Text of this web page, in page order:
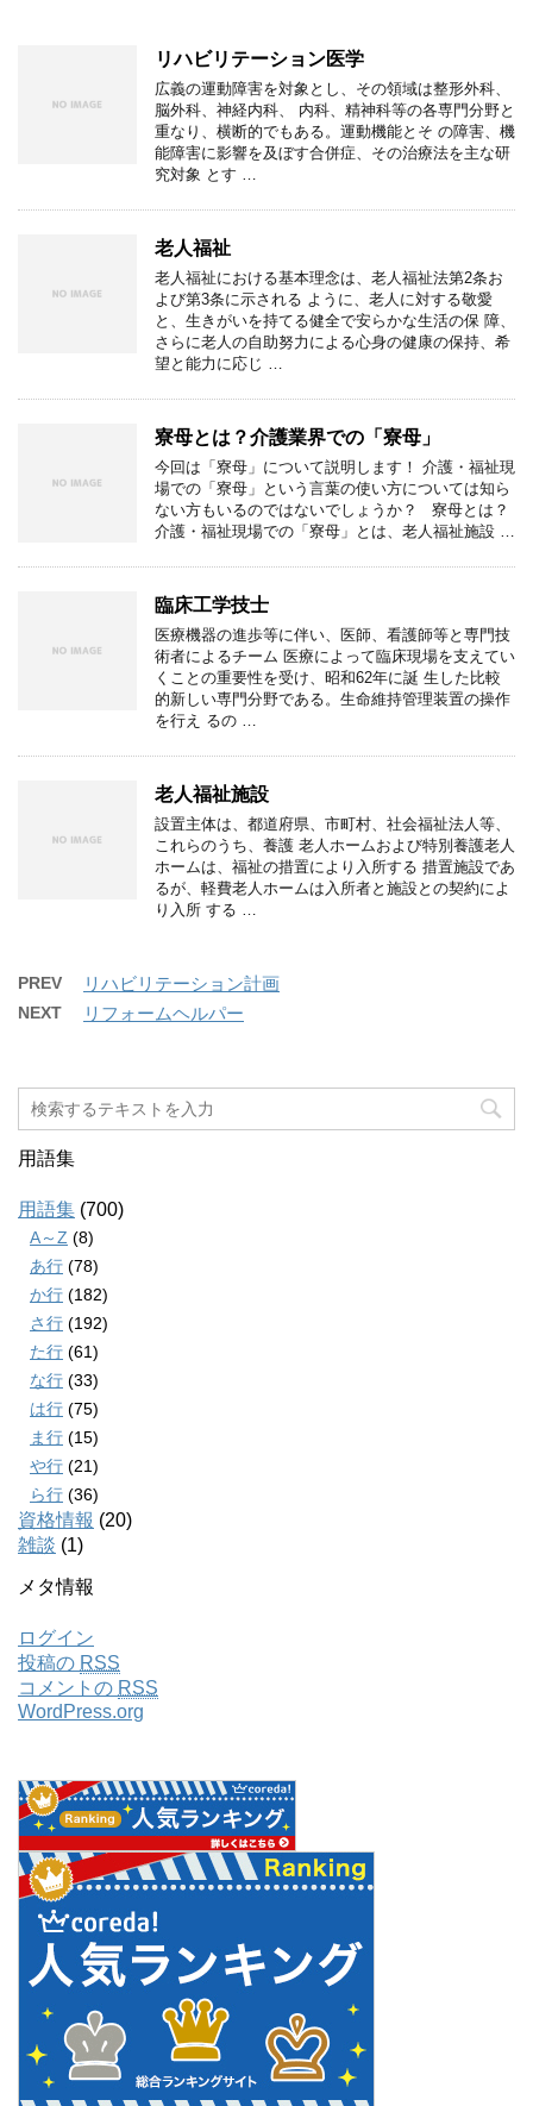
リハビリテーション医学
広義の運動障害を対象とし、その領域は整形外科、
脳外科、神経内科、 内科、精神科等の各専門分野と
重なり、横断的でもある。運動機能とそ の障害、機
能障害に影響を及ぼす合併症、その治療法を主な研
究対象 とす …
老人福祉
老人福祉における基本理念は、老人福祉法第2条お
よび第3条に示される ように、老人に対する敬愛
と、生きがいを持てる健全で安らかな生活の保 障、
さらに老人の自助努力による心身の健康の保持、希
望と能力に応じ …
寮母とは？介護業界での「寮母」
今回は「寮母」について説明します！ 介護・福祉現
場での「寮母」という言葉の使い方については知ら
ない方もいるのではないでしょうか？ 寮母とは？
介護・福祉現場での「寮母」とは、老人福祉施設 …
臨床工学技士
医療機器の進歩等に伴い、医師、看護師等と専門技
術者によるチーム 医療によって臨床現場を支えてい
くことの重要性を受け、昭和62年に誕 生した比較
的新しい専門分野である。生命維持管理装置の操作
を行え るの …
老人福祉施設
設置主体は、都道府県、市町村、社会福祉法人等、
これらのうち、養護 老人ホームおよび特別養護老人
ホームは、福祉の措置により入所する 措置施設であ
るが、軽費老人ホームは入所者と施設との契約によ
り入所 する …
PREV リハビリテーション計画
NEXT リフォームヘルパー
用語集
用語集 (700)
A～Z (8)
あ行 (78)
か行 (182)
さ行 (192)
た行 (61)
な行 (33)
は行 (75)
ま行 (15)
や行 (21)
ら行 (36)
資格情報 (20)
雑談 (1)
メタ情報
ログイン
投稿の RSS
コメントの RSS
WordPress.org